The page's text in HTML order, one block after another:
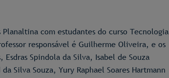
com estudantes do curso Tecnologia
responsável é Guilherme Oliveira, e os
Esdras Spindola da Silva, Isabel de Souza
Silva Souza, Yury Raphael Soares Hartmann